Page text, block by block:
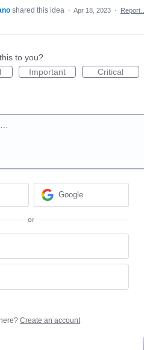
shared this idea · Apr 18, 2023 · Report…
to you?
Important Critical
Google
or
Create an account